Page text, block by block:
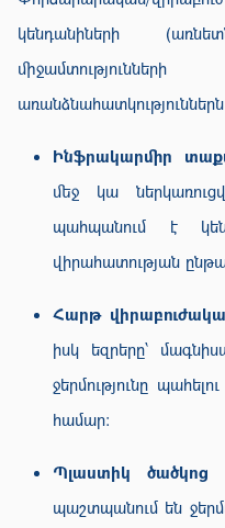
կենդանիների
առանձնահատկություններն
Ինֆրակարմիր
մեջ կա
պահպանում է
վիրահատության
Հարթ
իսկ եզրերը՝
ջերմությունը
համար։
Պլաստիկ
պաշտպանում են